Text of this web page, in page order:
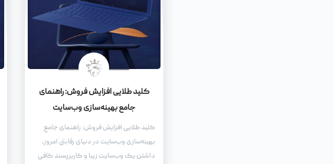
کلید طلایی افزایش فروش: راهنمای
جامع بهینه‌سازی وب‌سایت
کلید طلایی افزایش فروش: راهنمای جامع
بهینه‌سازی وب‌سایت در دنیای رقابتی امروز،
داشتن یک وب‌سایت زیبا و کاربرپسند کافی